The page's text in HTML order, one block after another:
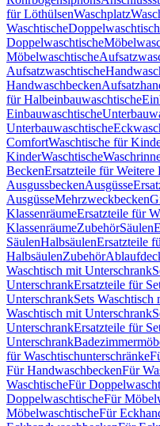
für LöthülsenWaschplatz
Waschtische
Doppelwaschtische
Möbelwaschtische
Aufsatzwaschtische
Handwaschbecken
für Halbeinbauwaschtische
Einbauwaschtische
Unterbauwaschtische
ComfortWaschtische für
KinderWaschtische
BeckenErsatzteile für Weitere
AusgussbeckenAusgüsse
AusgüsseMehrzweckbecken
KlassenräumeErsatzteile für
KlassenräumeZubehörSäulen
SäulenHalbsäulenErsatzteile
HalbsäulenZubehör
Waschtisch mit Unterschrank
UnterschrankErsatzteile für
UnterschrankSets
Waschtisch mit Unterschrank
UnterschrankErsatzteile für
Unterschrank
für Waschtischunterschränke
Für HandwaschbeckenFür
WaschtischeFür
DoppelwaschtischeFür
MöbelwaschtischeFür